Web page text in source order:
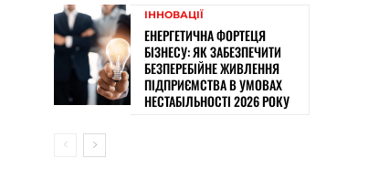
ІННОВАЦІЇ
ЕНЕРГЕТИЧНА ФОРТЕЦЯ
БІЗНЕСУ: ЯК ЗАБЕЗПЕЧИТИ
БЕЗПЕРЕБІЙНЕ ЖИВЛЕННЯ
ПІДПРИЄМСТВА В УМОВАХ
НЕСТАБІЛЬНОСТІ 2026 РОКУ